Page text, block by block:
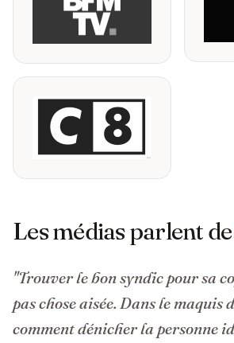
Les médias parlent de
"Trouver le bon syndic pour sa
pas chose aisée. Dans le maquis
comment dénicher la personne